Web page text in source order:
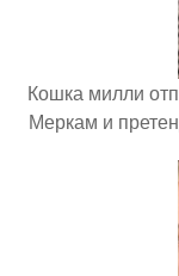
Кошка милли
Меркам и